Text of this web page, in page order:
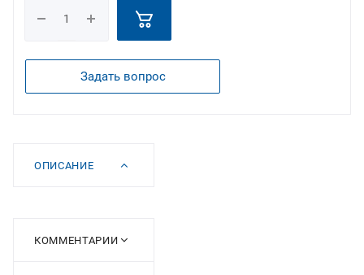
Задать вопрос
ОПИСАНИЕ
КОММЕНТАРИИ